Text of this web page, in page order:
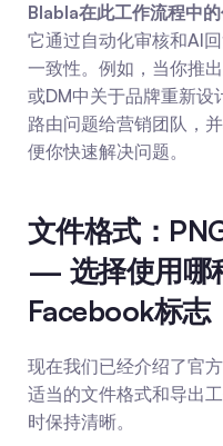
Blabla在此工作流程中的
它通过自动化审核和AI
一致性。例如，当你推
或DM中关于品牌重新设
路由问题给营销团队，
便你快速解决问题。
文件格式：
— 选择使用哪
Facebook标志
现在我们已经介绍了官
适当的文件格式和导出
时保持清晰。